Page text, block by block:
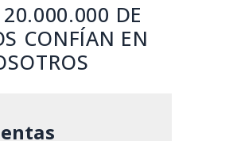
DE
CONFÍAN EN